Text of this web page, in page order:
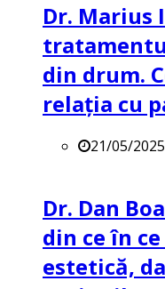
Dr. Marius
din drum.
relația cu
21/05/2025
Dr. Dan
din ce în
estetică,